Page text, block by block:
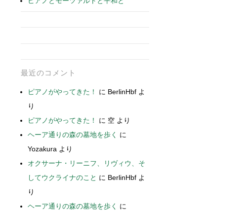
最近のコメント
ピアノがやってきた！ に BerlinHbf よ
り
ピアノがやってきた！
に 空 より
ヘーア通りの森の墓地を歩く
に
Yozakura より
オクサーナ・リーニフ、リヴィウ、そ
してウクライナのこと に BerlinHbf よ
り
ヘーア通りの森の墓地を歩く
に